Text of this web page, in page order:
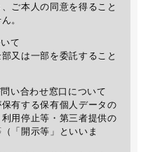
ご本人の同意を得ること
。
て
又は一部を委託すること
い合わせ窓口について
有する保有個人データの
用停止等・第三者提供の
「開示等」といいま